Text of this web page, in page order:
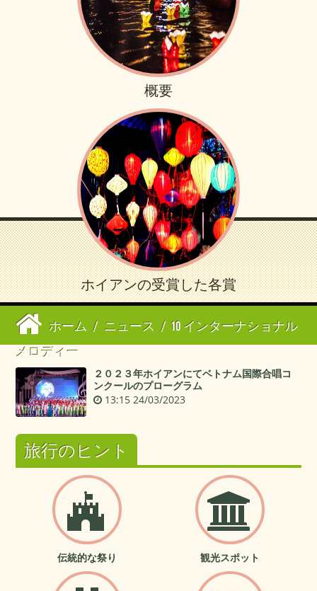
概要
ホイアンの受賞した各賞
ホーム / ニュース / 10 インターナショナル
メロディー
２０２３年ホイアンにてベトナム国際合唱コ
ンクールのプローグラム
13:15 24/03/2023
旅行のヒント
伝統的な祭り 観光スポット